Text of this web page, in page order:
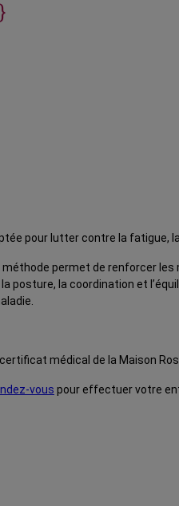
pour lutter contre la fatigue,
permet de renforcer
la coordination et
médical de la Maison
vous pour effectuer votre